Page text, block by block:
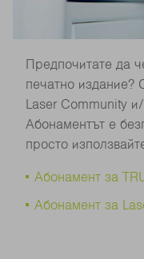
Предпочитате да
печатно издание?
Laser Community
Абонаментът е
просто
Абонамент за
Абонамент за